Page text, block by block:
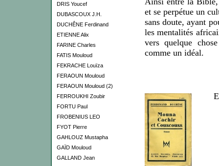
DRIS Youcef
DUBASCOUX J.H.
DUCHÊNE Ferdinand
ETIENNE Alix
FARINE Charles
FATIS Mouloud
FEKRACHE Louïza
FERAOUN Mouloud
FERAOUN Mouloud (2)
FERROUKHI Zoubir
FORTU Paul
FROBENIUS LEO
FYOT Pierre
GAHLOUZ Mustapha
GAÏD Mouloud
GALLAND Jean
et se perpétue un
sans doute, ayant
les mentalités
vers quelque
comme un idéal.